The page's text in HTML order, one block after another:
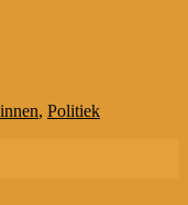
, Politiek